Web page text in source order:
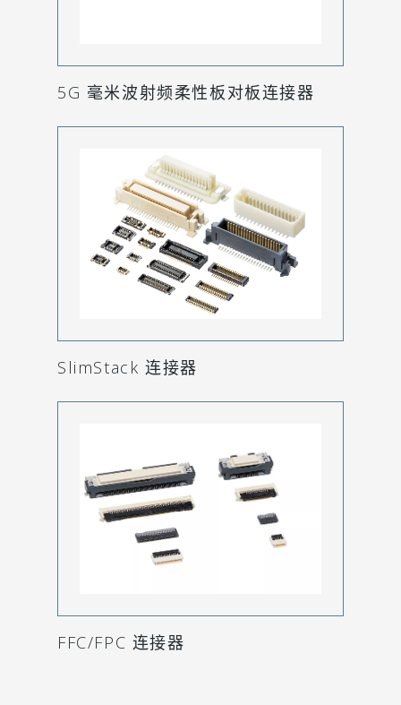
5G 毫米波射频柔性板对板连接器
SlimStack 连接器
FFC/FPC 连接器